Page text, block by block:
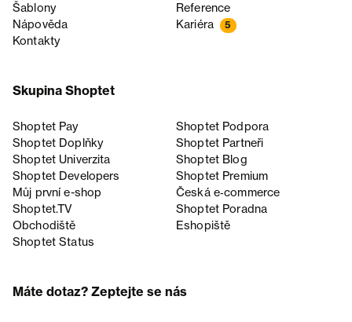
Šablony
Reference
Nápověda
Kariéra 5
Kontakty
Skupina Shoptet
Shoptet Pay
Shoptet Podpora
Shoptet Doplňky
Shoptet Partneři
Shoptet Univerzita
Shoptet Blog
Shoptet Developers
Shoptet Premium
Můj první e-shop
Česká e‑commerce
Shoptet.TV
Shoptet Poradna
Obchodiště
Eshopiště
Shoptet Status
Máte dotaz? Zeptejte se nás